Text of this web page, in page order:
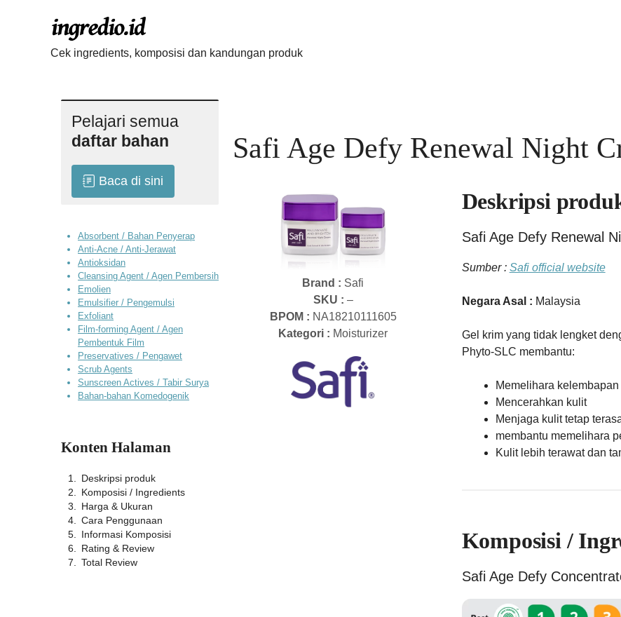
Cek ingredients, komposisi dan kandungan produk
Safi Age Defy Renewal Night
Brand : Safi
SKU : –
BPOM : NA18210111605
Kategori : Moisturizer
Deskripsi
Safi Age Defy Renewal
Sumber : Safi official website
Negara Asal : Malaysia
Gel krim yang tidak lengket
Phyto-SLC membantu:
Memelihara kelembapan
Mencerahkan kulit
Menjaga kulit tetap
membantu memelihara
Kulit lebih terawat dan
Komposisi /
Safi Age Defy
Pelajari semua
daftar bahan
Baca di sini
Absorbent / Bahan Penyerap
Anti-Acne / Anti-Jerawat
Antioksidan
Cleansing Agent / Agen Pembersih
Emolien
Emulsifier / Pengemulsi
Exfoliant
Film-forming Agent / Agen
Pembentuk Film
Preservatives / Pengawet
Scrub Agents
Sunscreen Actives / Tabir Surya
Bahan-bahan Komedogenik
Konten Halaman
Deskripsi produk
Komposisi / Ingredients
Harga & Ukuran
Cara Penggunaan
Informasi Komposisi
Rating & Review
Total Review